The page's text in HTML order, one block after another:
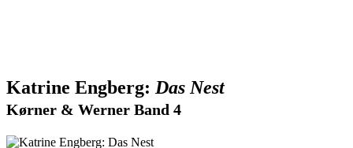
Katrine Engberg: Das Nest
Kørner & Werner Band 4